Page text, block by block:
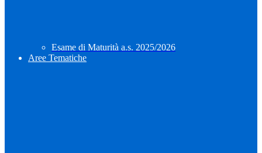
Esame di Maturità a.s. 2025/2026
Aree Tematiche